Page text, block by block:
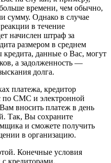
времени, чем обычно,
сумму. Однако в случае
в течение
начислен штраф за
размером в среднем
данные о Вас, могут
а задолженность —
долга.
платежа, кредитор
по СМС и электронной
вносить платеж в день
Так, Вы сохраните
и сможете получить
в организацию.
Конечные условия
кредиторами.